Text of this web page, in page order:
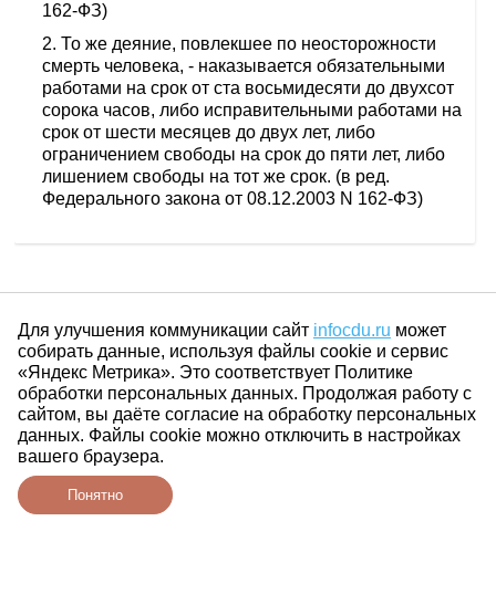
162-ФЗ)
То же деяние, повлекшее по неосторожности
смерть человека, - наказывается обязательными
работами на срок от ста восьмидесяти до двухсот
сорока часов, либо исправительными работами на
срок от шести месяцев до двух лет, либо
ограничением свободы на срок до пяти лет, либо
лишением свободы на тот же срок. (в ред.
Федерального закона от 08.12.2003 N 162-ФЗ)
Для улучшения коммуникации сайт infocdu.ru может
собирать данные, используя файлы cookie и сервис
«Яндекс Метрика». Это соответствует Политике
обработки персональных данных. Продолжая работу с
сайтом, вы даёте согласие на обработку персональных
данных. Файлы cookie можно отключить в настройках
вашего браузера.
Понятно